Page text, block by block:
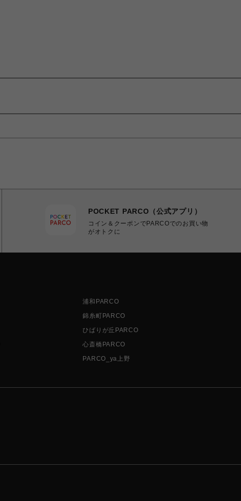
POCKET PARCO（公式アプリ）
コイン＆クーポンでPARCOでのお買い物
がオトクに
浦和PARCO
錦糸町PARCO
ひばりが丘PARCO
心斎橋PARCO
PARCO_ya上野